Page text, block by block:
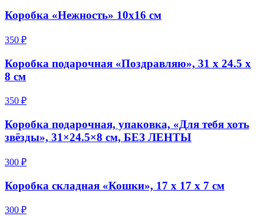
Коробка «Нежность» 10х16 см
350 ₽
Коробка подарочная «Поздравляю», 31 х 24.5 х
8 см
350 ₽
Коробка подарочная, упаковка, «Для тебя хоть
звёзды», 31×24.5×8 см, БЕЗ ЛЕНТЫ
300 ₽
Коробка складная «Кошки», 17 х 17 х 7 см
300 ₽